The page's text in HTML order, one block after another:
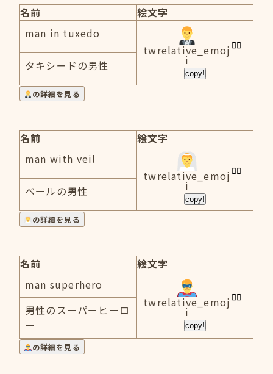
名前
絵文字
man in tuxedo
twrelative_emoj
i
copy!
タキシードの男性
の詳細を見る
名前
絵文字
man with veil
twrelative_emoj
i
copy!
ベールの男性
の詳細を見る
名前
絵文字
man superhero
twrelative_emoj
i
copy!
男性のスーパーヒーロ
ー
の詳細を見る